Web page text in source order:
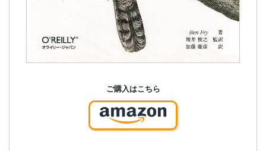
ご購入はこちら